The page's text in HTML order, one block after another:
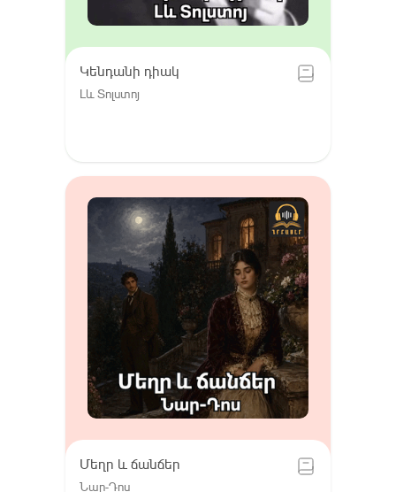
Կենդանի դիակ
Լև Տոլստոյ
Մեղր և ճանճեր
Նար-Դոս